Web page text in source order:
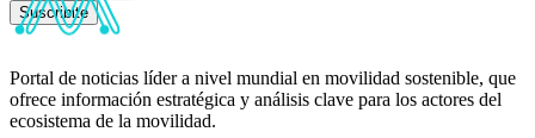
Suscribite
Portal de noticias líder a nivel mundial en movilidad sostenible, que
ofrece información estratégica y análisis clave para los actores del
ecosistema de la movilidad.